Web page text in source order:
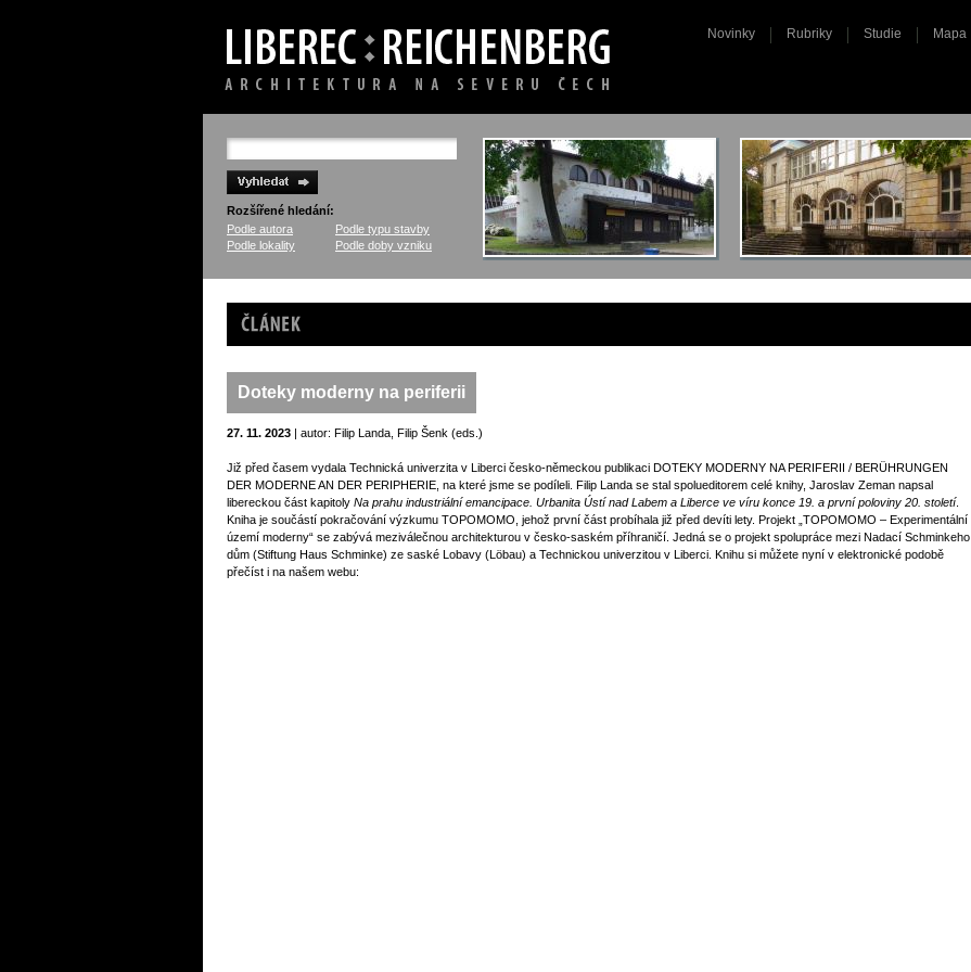
Novinky Rubriky Studie Mapa
Rozšířené hledání:
Podle autora
Podle typu stavby
Podle lokality
Podle doby vzniku
Článek
Doteky moderny na periferii
27. 11. 2023 | autor: Filip Landa, Filip Šenk (eds.)
Již před časem vydala Technická univerzita v Liberci česko-německou publikaci DOTEKY MODERNY NA PERIFERII / BERÜHRUNGEN
DER MODERNE AN DER PERIPHERIE, na které jsme se podíleli. Filip Landa se stal spolueditorem celé knihy, Jaroslav Zeman napsal
libereckou část kapitoly Na prahu industriální emancipace. Urbanita Ústí nad Labem a Liberce ve víru konce 19. a první poloviny 20. století.
Kniha je součástí pokračování výzkumu TOPOMOMO, jehož první část probíhala již před devíti lety. Projekt „TOPOMOMO – Experimentální
území moderny“ se zabývá meziválečnou architekturou v česko-saském příhraničí. Jedná se o projekt spolupráce mezi Nadací Schminkeho
dům (Stiftung Haus Schminke) ze saské Lobavy (Löbau) a Technickou univerzitou v Liberci. Knihu si můžete nyní v elektronické podobě
přečíst i na našem webu: